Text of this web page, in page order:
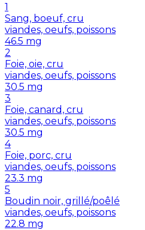
1
Sang, boeuf, cru
viandes, oeufs, poissons
46.5 mg
2
Foie, oie, cru
viandes, oeufs, poissons
30.5 mg
3
Foie, canard, cru
viandes, oeufs, poissons
30.5 mg
4
Foie, porc, cru
viandes, oeufs, poissons
23.3 mg
5
Boudin noir, grillé/poêlé
viandes, oeufs, poissons
22.8 mg